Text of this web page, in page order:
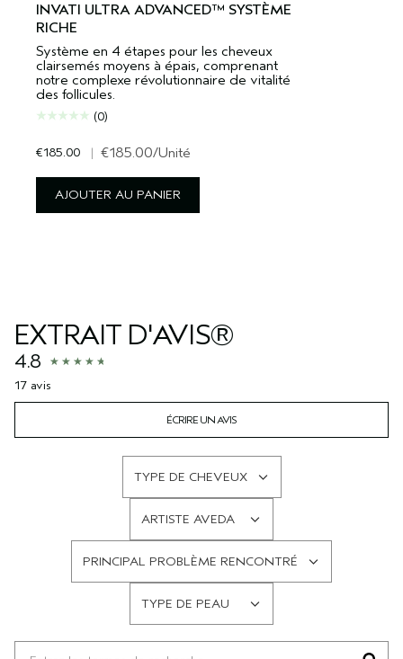
INVATI ULTRA ADVANCED™ SYSTÈME
RICHE
Système en 4 étapes pour les cheveux
clairsemés moyens à épais, comprenant
notre complexe révolutionnaire de vitalité
des follicules.
(0)
€185.00 | €185.00/Unité
AJOUTER AU PANIER
EXTRAIT D'AVIS®
4.8
17 avis
ÉCRIRE UN AVIS
TYPE DE CHEVEUX
ARTISTE AVEDA
PRINCIPAL PROBLÈME RENCONTRÉ
TYPE DE PEAU